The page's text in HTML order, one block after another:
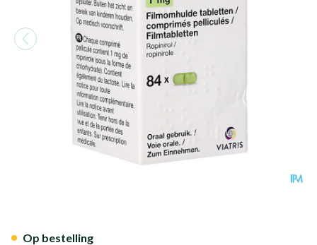
Op bestelling